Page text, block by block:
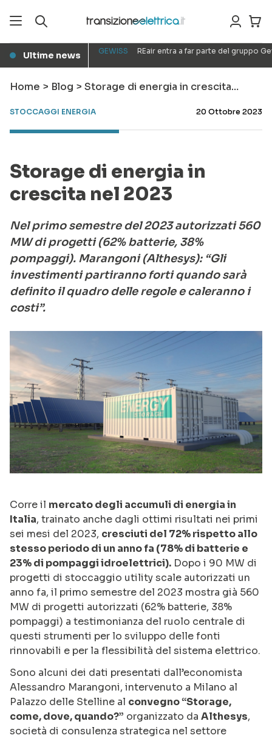
● Ultime news GEWISS REair entra a far parte del gruppo
Home > Blog > Storage di energia in crescita…
STOCCAGGI ENERGIA 20 Ottobre 2023
Storage di energia in
crescita nel 2023
Nel primo semestre del 2023 autorizzati 560
MW di progetti (62% batterie, 38%
pompaggi). Marangoni (Althesys): “Gli
investimenti partiranno forti quando sarà
definito il quadro delle regole e caleranno i
costi”.
Corre il mercato degli accumuli di energia in
Italia, trainato anche dagli ottimi risultati nei primi
sei mesi del 2023, cresciuti del 72% rispetto allo
stesso periodo di un anno fa (78% di batterie e
23% di pompaggi idroelettrici). Dopo i 90 MW di
progetti di stoccaggio utility scale autorizzati un
anno fa, il primo semestre del 2023 mostra già 560
MW di progetti autorizzati (62% batterie, 38%
pompaggi) a testimonianza del ruolo centrale di
questi strumenti per lo sviluppo delle fonti
rinnovabili e per la flessibilità del sistema elettrico.
Sono alcuni dei dati presentati dall’economista
Alessandro Marangoni, intervenuto a Milano al
Palazzo delle Stelline al convegno “Storage,
come, dove, quando?” organizzato da Althesys,
società di consulenza strategica nel settore